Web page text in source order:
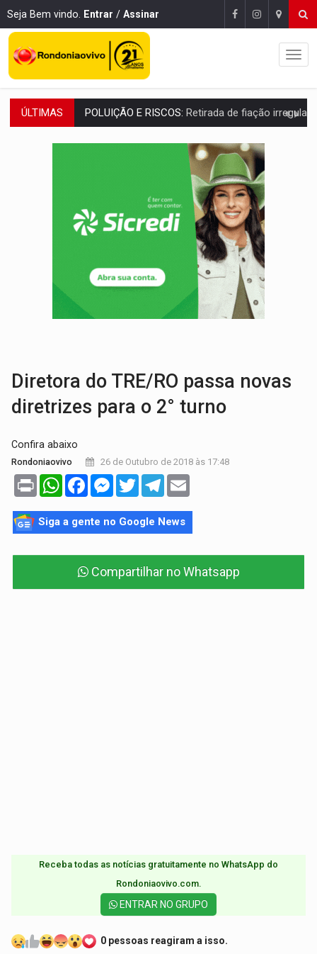
Seja Bem vindo. Entrar / Assinar
ÚLTIMAS VÍDEO:Armado com machado, homem ameaça matar sobrinha grávida e
TRIBUNAL DO CRIME:Homem é espancado por facção criminosa
Perseguição é registrada no shopping após colombiana furtar
Apostas online começam a afetar produtividade e rotina
REFLORESTAMENTO: Plantar árvores não será mais suficiente para
Cientistas alertam para possível base secreta no satélite
ACABOU COM PEUGEOT: Incêndio destrói carro que era rebocado para oficina
VÍDEO: Ladrão é filmado furtando moto na frente do bar
Diretora do TRE/RO passa novas
diretrizes para o 2° turno
Confira abaixo
Rondoniaovivo 26 de Outubro de 2018 às 17:48
Print WhatsAppFacebookMessenger
TwitterTelegram
Siga a gente no Google News
Compartilhar no Whatsapp
Receba todas as notícias gratuitamente no WhatsApp do
Rondoniaovivo.com.​
ENTRAR NO GRUPO
0 pessoas reagiram a isso.